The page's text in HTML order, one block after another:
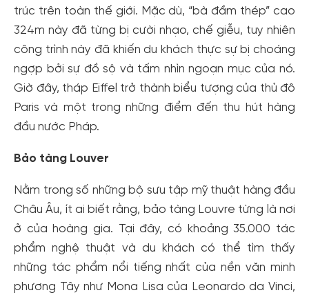
trúc trên toàn thế giới. Mặc dù, “bà đầm thép” cao
324m này đã từng bị cười nhạo, chế giễu, tuy nhiên
công trình này đã khiến du khách thực sự bị choáng
ngợp bởi sự đồ sộ và tấm nhìn ngoạn mục của nó.
Giờ đây, tháp Eiffel trở thành biểu tượng của thủ đô
Paris và một trong những điểm đến thu hút hàng
đầu nước Pháp.
Bảo tàng Louver
Nằm trong số những bộ sưu tập mỹ thuật hàng đầu
Châu Âu, ít ai biết rằng, bảo tàng Louvre từng là nơi
ở của hoàng gia. Tại đây, có khoảng 35.000 tác
phẩm nghệ thuật và du khách có thể tìm thấy
những tác phẩm nổi tiếng nhất của nền văn minh
phương Tây như Mona Lisa của Leonardo da Vinci,